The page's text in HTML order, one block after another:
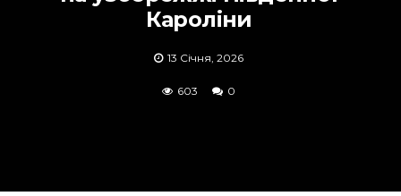
Кароліни
13 Січня, 2026
603 0